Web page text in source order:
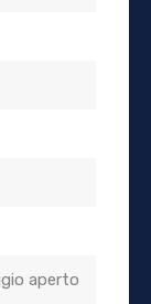
aperto